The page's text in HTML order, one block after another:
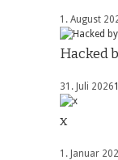
1. August
Hacked
31. Juli 2026
x
1. Januar